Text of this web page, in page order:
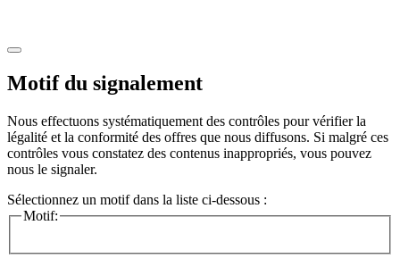
Motif du signalement
Nous effectuons systématiquement des contrôles pour vérifier la
légalité et la conformité des offres que nous diffusons. Si malgré ces
contrôles vous constatez des contenus inappropriés, vous pouvez
nous le signaler.
Sélectionnez un motif dans la liste ci-dessous :
Motif: